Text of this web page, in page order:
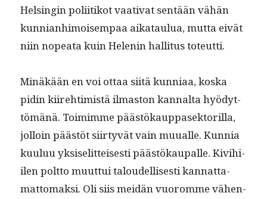
Helsin­gin poli­itikot vaa­ti­vat sen­tään vähän
kun­ni­an­hi­moi­sem­paa aikataulua, mut­ta eivät
niin nopea­ta kuin Helenin hal­li­tus toteutti.
Minäkään en voi ottaa siitä kun­ni­aa, kos­ka
pidin kiire­htimistä ilmas­ton kannal­ta hyödyt­
tömänä. Toim­imme päästökaup­pasek­to­ril­la,
jol­loin päästöt siir­tyvät vain muualle. Kun­nia
kuu­luu yksiselit­teis­es­ti päästökau­palle. Kivi­hi­
ilen polt­to muut­tui taloudel­lis­es­ti kan­nat­ta­
mat­tomak­si. Oli siis mei­dän vuoromme vähen­